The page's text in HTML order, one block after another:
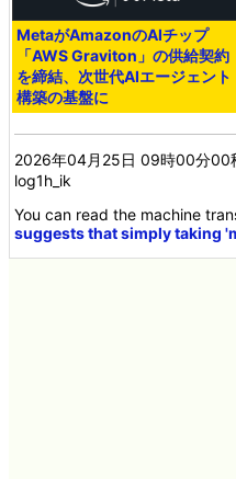
MetaがAmazonのAIチップ
「AWS Graviton」の供給契約
を締結、次世代AIエージェント
構築の基盤に
2026年04月25日 09時00分00
log1h_ik
You can read the machine
suggests that simply taking